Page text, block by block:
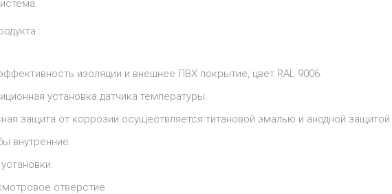
:
изоляции и внешнее ПВХ покрытие, цвет RAL 9006.
установка датчика температуры.
защита от коррозии осуществляется титановой эмалью и анодной защитой.
внутренние.
отверстие.